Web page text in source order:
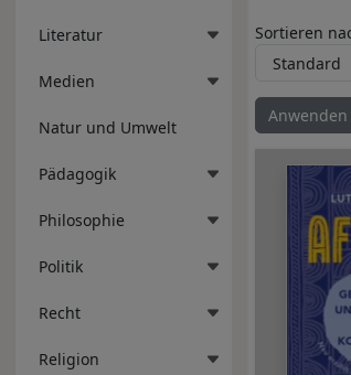
Literatur
Medien
Natur und Umwelt
Pädagogik
Philosophie
Politik
Recht
Religion
Sortieren